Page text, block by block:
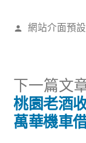
作
網站介面預
文
下一篇文
桃園老酒
萬華機車